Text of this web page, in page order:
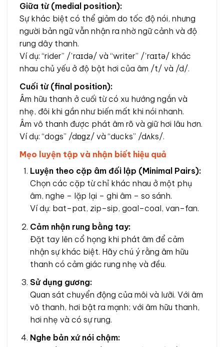
Giữa từ (medial position):
Sự khác biệt có thể giảm do tốc độ nói, nhưng
người bản ngữ vẫn nhận ra nhờ ngữ cảnh và độ
rung dây thanh.
Ví dụ: “rider” /ˈraɪdə/ và “writer” /ˈraɪtə/ khác
nhau chủ yếu ở độ bật hơi của âm /t/ và /d/.
Cuối từ (final position):
Âm hữu thanh ở cuối từ có xu hướng ngắn và
nhẹ, đôi khi gần như biến mất khi nói nhanh.
Âm vô thanh được phát âm rõ và giữ hơi lâu hơn.
Ví dụ: “dogs” /dɒɡz/ và “ducks” /dʌks/.
Mẹo luyện tập và nhận biết hiệu quả
Luyện theo cặp âm đối lập (Minimal Pairs):
Chọn các cặp từ chỉ khác nhau ở một phụ
âm, nghe – lặp lại – ghi âm – so sánh.
Ví dụ: bat–pat, zip–sip, goal–coal, van–fan.
Cảm nhận rung bằng tay:
Đặt tay lên cổ họng khi phát âm để cảm
nhận sự khác biệt. Hãy chú ý rằng âm hữu
thanh có cảm giác rung nhẹ và đều.
Sử dụng gương:
Quan sát chuyển động của môi và lưỡi. Với âm
vô thanh, hơi bật ra mạnh; với âm hữu thanh,
hơi nhẹ và có sự rung.
Nghe bản xứ nói chậm: